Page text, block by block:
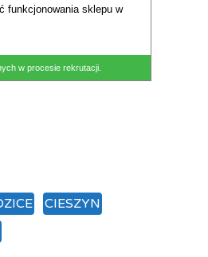
funkcjonowania sklepu w
w procesie rekrutacji.
CIESZYN